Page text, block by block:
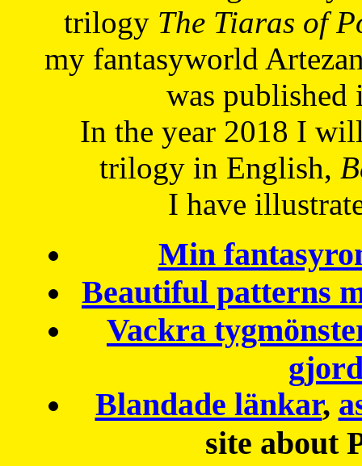
trilogy The Tiaras of
my fantasyworld
was published
In the year 2018 I
trilogy in English,
I have
Min
Beautiful patterns
Vackra
Blandade länkar,
site about